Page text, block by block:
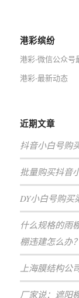
港彩缤纷
港彩-微信公众号
港彩-最新动态
近期文章
抖音小白号购
批量购买抖音
DY小白号购买
什么规格的雨
棚违建怎么办？
上海膜结构公
厂家说：遮阳